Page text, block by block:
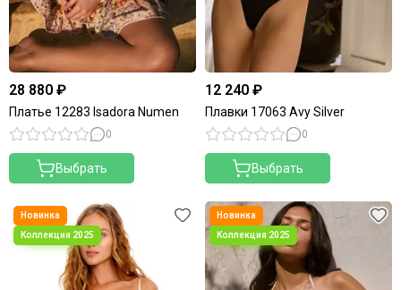
28 880 ₽
Платье 12283 Isadora Numen
0
Выбрать
12 240 ₽
Плавки 17063 Avy Silver
0
Выбрать